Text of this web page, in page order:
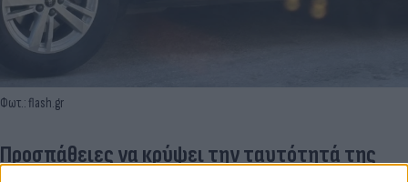
Φωτ.: flash.gr
Προσπάθειες να κρύψει την ταυτότητά της